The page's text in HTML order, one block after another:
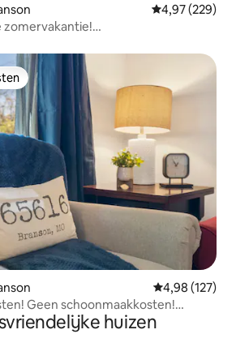
Gemiddelde
4,97 (229)
zomervakantie!
Gemiddelde
4,98 (127)
Geen schoonmaakkosten!
huizen